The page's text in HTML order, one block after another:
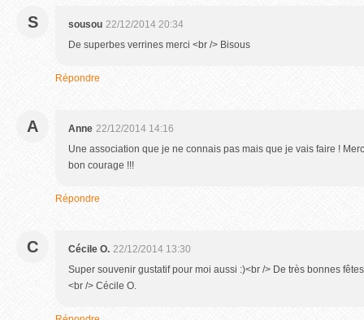
S sousou 22/12/2014 20:34
De superbes verrines merci <br /> Bisous
Répondre
A Anne 22/12/2014 14:16
Une association que je ne connais pas mais que je vais faire !
bon courage !!!
Répondre
C Cécile O. 22/12/2014 13:30
Super souvenir gustatif pour moi aussi :)<br /> De très bonnes
<br /> Cécile O.